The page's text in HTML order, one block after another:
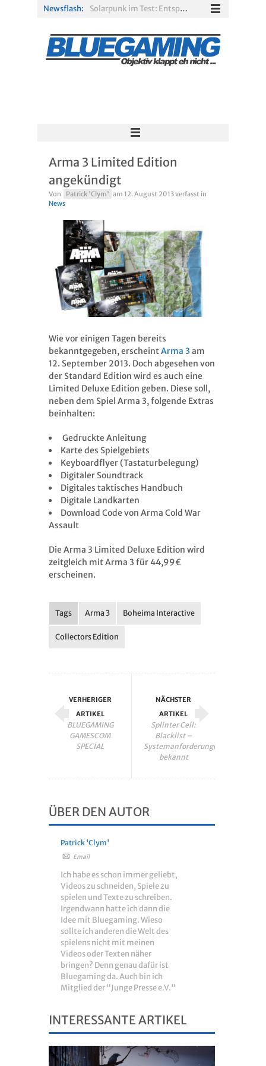
Newsflash:
Solarpunk im Test: Entspannter Aufbau über den Wolken
PS Plus Extra und Premium: Erste Abgänge für August 2026 bestätigt
Gamescom 2026: Sony fehlt zum siebten Mal in Folge
R.E.P.O. im Test: Chaos, Koop und viel Spannung
Arma 3 Limited Edition
angekündigt
Von Patrick 'Clym' am 12. August 2013verfasst in
News
Wie vor einigen Tagen bereits
bekanntgegeben, erscheintArma 3 am
12. September 2013. Doch abgesehen von
der Standard Edition wird es auch eine
Limited Deluxe Edition geben. Diese soll,
neben dem Spiel Arma 3, folgende Extras
beinhalten:
Gedruckte Anleitung
Karte des Spielgebiets
Keyboardflyer (Tastaturbelegung)
Digitaler Soundtrack
Digitales taktisches Handbuch
Digitale Landkarten
Download Code von Arma Cold War
Assault
Die Arma 3 Limited Deluxe Edition wird
zeitgleich mit Arma 3 für 44,99€
erscheinen.
Tags Arma 3 Boheima Interactive
Collectors Edition
VERHERIGER
ARTIKEL
BLUEGAMING
GAMESCOM
SPECIAL
NÄCHSTER
ARTIKEL
Splinter Cell:
Blacklist –
Systemanforderungen
bekannt
ÜBER DEN AUTOR
Patrick 'Clym'
Email
Ich habe es schon immer geliebt,
Videos zu schneiden, Spiele zu
spielen und Texte zu schreiben.
Irgendwann hatte ich dann die
Idee mit Bluegaming. Wieso
sollte ich anderen die Welt des
spielens nicht mit meinen
Videos oder Texten näher
bringen? Denn genau dafür ist
Bluegaming da. Auch bin ich
Mitglied der "Junge Presse e.V."
INTERESSANTE ARTIKEL